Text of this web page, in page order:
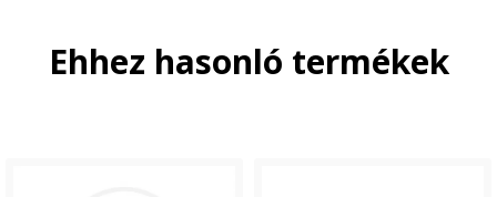
Ehhez hasonló termékek